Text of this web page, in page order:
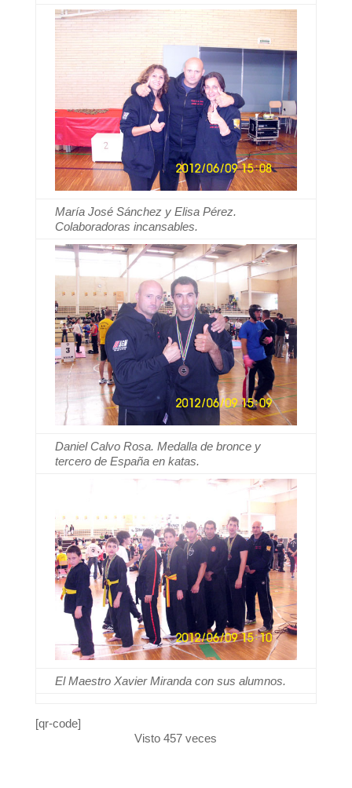
María José Sánchez y Elisa Pérez.
Colaboradoras incansables.
Daniel Calvo Rosa. Medalla de bronce y
tercero de España en katas.
El Maestro Xavier Miranda con sus alumnos.
[qr-code]
Visto 457 veces